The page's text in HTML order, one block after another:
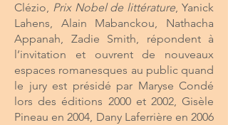
Clézio, Prix Nobel de littérature, Yanick
Lahens, Alain Mabanckou, Nathacha
Appanah, Zadie Smith, répondent à
l’invitation et ouvrent de nouveaux
espaces romanesques au public quand
le jury est présidé par Maryse Condé
lors des éditions 2000 et 2002, Gisèle
Pineau en 2004, Dany Laferrière en 2006